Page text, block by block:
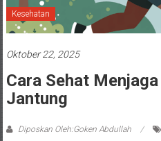
Kesehatan
Oktober 22, 2025
Cara Sehat
Jantung
Diposkan Oleh:Goken Abdullah